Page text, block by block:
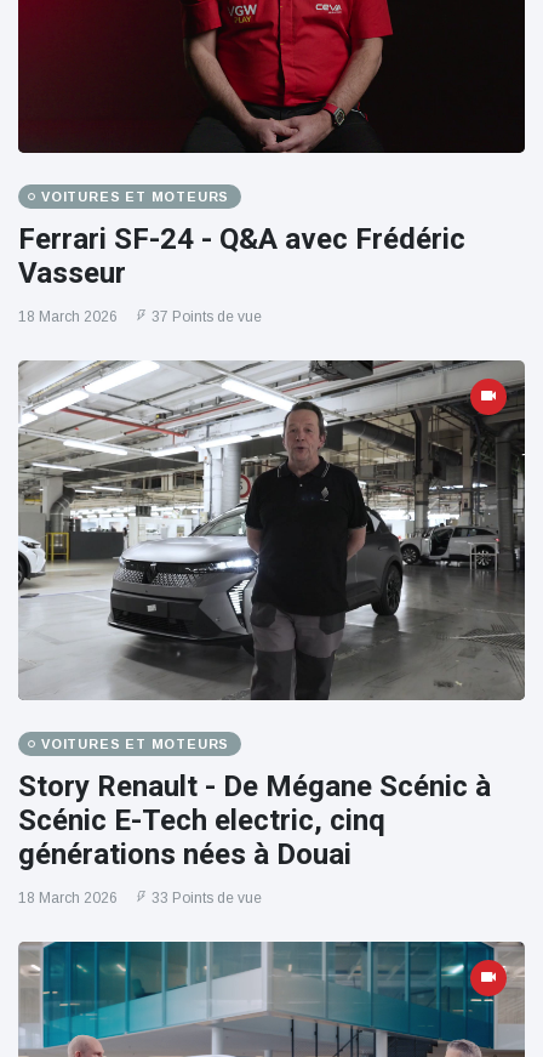
VOITURES ET MOTEURS
Ferrari SF-24 - Q&A avec Frédéric
Vasseur
18 March 2026 37 Points de vue
VOITURES ET MOTEURS
Story Renault - De Mégane Scénic à
Scénic E-Tech electric, cinq
générations nées à Douai
18 March 2026 33 Points de vue